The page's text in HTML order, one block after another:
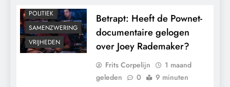
POLITIEK
SAMENZWERING
VRIJHEDEN
Betrapt: Heeft de Pownet-
documentaire gelogen
over Joey Rademaker?
Frits Corpelijn
1 maand
geleden
0 9 minuten